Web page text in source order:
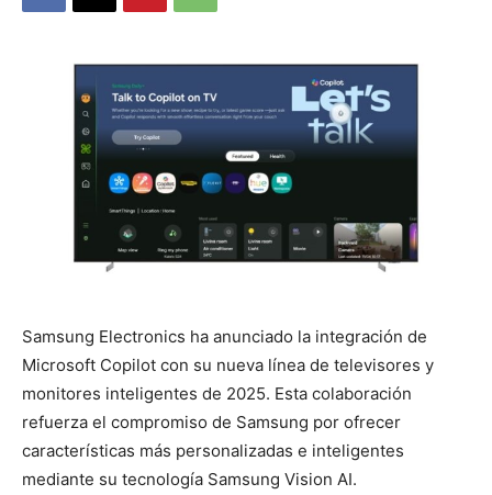
Samsung Electronics ha anunciado la integración de
Microsoft Copilot con su nueva línea de televisores y
monitores inteligentes de 2025. Esta colaboración
refuerza el compromiso de Samsung por ofrecer
características más personalizadas e inteligentes
mediante su tecnología Samsung Vision AI.